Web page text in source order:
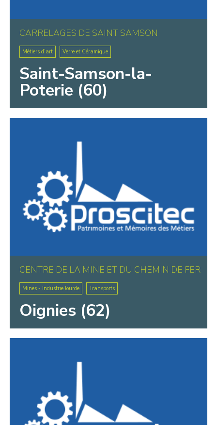
CARRELAGES DE SAINT SAMSON
Métiers d’art Verre et Céramique
Saint-Samson-la-
Poterie (60)
CENTRE DE LA MINE ET DU CHEMIN DE FER
Mines - Industrie lourde Transports
Oignies (62)